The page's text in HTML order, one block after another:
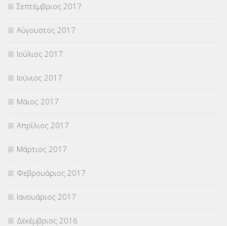
Σεπτέμβριος 2017
Αύγουστος 2017
Ιούλιος 2017
Ιούνιος 2017
Μάιος 2017
Απρίλιος 2017
Μάρτιος 2017
Φεβρουάριος 2017
Ιανουάριος 2017
Δεκέμβριος 2016